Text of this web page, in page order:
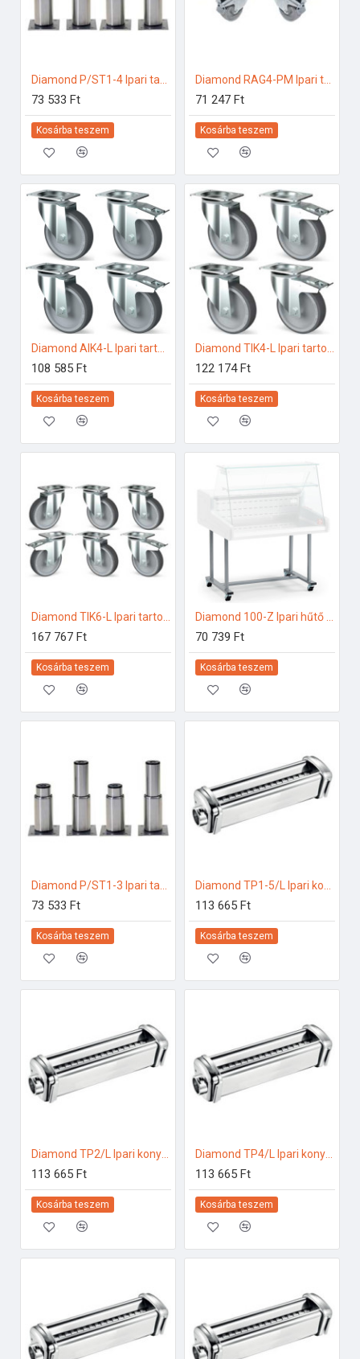
73 533 Ft
Kosárba teszem
Diamond RAG4-PM Ipari tartozékok
71 247 Ft
Kosárba teszem
108 585 Ft
Kosárba teszem
122 174 Ft
Kosárba teszem
167 767 Ft
Kosárba teszem
70 739 Ft
Kosárba teszem
73 533 Ft
Kosárba teszem
113 665 Ft
Kosárba teszem
113 665 Ft
Kosárba teszem
Diamond TP4/L Ipari konyhai előkészítés
113 665 Ft
Kosárba teszem